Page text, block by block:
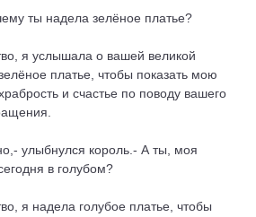
ты надела зелёное платье?
я услышала о вашей великой
платье, чтобы показать мою
и счастье по поводу вашего
улыбнулся король.- А ты, моя
в голубом?
я надела голубое платье, чтобы